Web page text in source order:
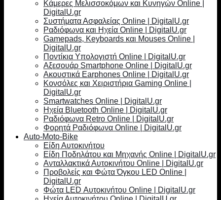
Κάμερες Μελισσοκόμων και Κυνηγών Online |
DigitalU.gr
Συστήματα Ασφαλείας Online | DigitalU.gr
Ραδιόφωνα και Ηχεία Online | DigitalU.gr
Gamepads, Keyboards και Mouses Online |
DigitalU.gr
Ποντίκια Υπολογιστή Online | DigitalU.gr
Αξεσουάρ Smartphone Online | DigitalU.gr
Ακουστικά Earphones Online | DigitalU.gr
Κονσόλες και Χειριστήρια Gaming Online |
DigitalU.gr
Smartwatches Online | DigitalU.gr
Ηχεία Bluetooth Online | DigitalU.gr
Ραδιόφωνα Retro Online | DigitalU.gr
Φορητά Ραδιόφωνα Online | DigitalU.gr
Auto-Moto-Bike
Είδη Αυτοκινήτου
Είδη Ποδηλάτου και Μηχανής Online | DigitalU.gr
Ανταλλακτικά Αυτοκινήτου Online | DigitalU.gr
Προβολείς και Φώτα Όγκου LED Online |
DigitalU.gr
Φώτα LED Αυτοκινήτου Online | DigitalU.gr